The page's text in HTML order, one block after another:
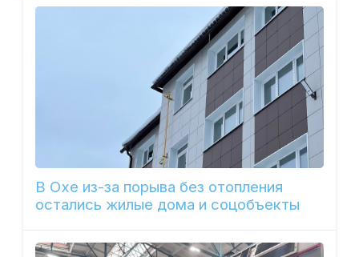
В Охе из-за порыва без отопления
остались жилые дома и соцобъекты